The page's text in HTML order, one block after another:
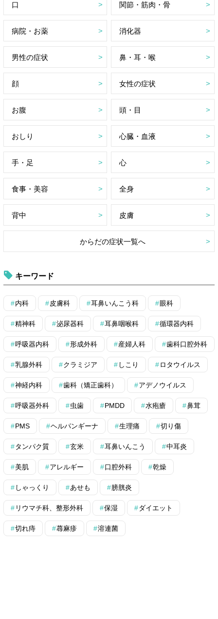
口 関節・筋肉・骨
病院・お薬 消化器
男性の症状 鼻・耳・喉
顔 女性の症状
お腹 頭・目
おしり 心臓・血液
手・足 心
食事・美容 全身
背中 皮膚
からだの症状一覧へ
キーワード
内科 皮膚科 耳鼻いんこう科 眼科
精神科 泌尿器科 耳鼻咽喉科 循環器内科
呼吸器内科 形成外科 産婦人科 歯科口腔外科
乳腺外科 クラミジア しこり ロタウイルス
神経内科 歯科（矯正歯科） アデノウイルス
呼吸器外科 虫歯 PMDD 水疱瘡 鼻茸
PMS ヘルパンギーナ 生理痛 切り傷
タンパク質 玄米 耳鼻いんこう 中耳炎
美肌 アレルギー 口腔外科 乾燥
しゃっくり あせも 膀胱炎
リウマチ科、整形外科 保湿 ダイエット
切れ痔 蕁麻疹 溶連菌